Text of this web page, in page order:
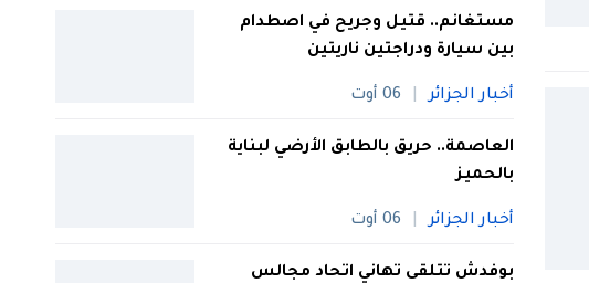
مستغانم.. قتيل وجريح في اصطدام
بين سيارة ودراجتين ناريتين
أخبار الجزائر 06 أوت
العاصمة.. حريق بالطابق الأرضي لبناية
بالحميز
أخبار الجزائر 06 أوت
بوفدش تتلقى تهاني اتحاد مجالس